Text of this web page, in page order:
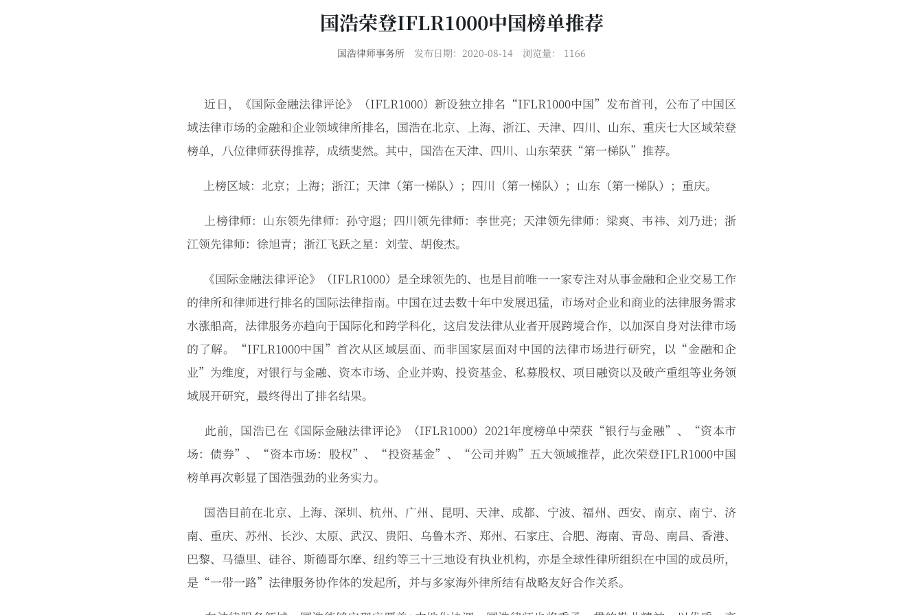
国浩荣登IFLR1000中国榜单推荐
国浩律师事务所 发布日期：2020-08-14 浏览量： 1166
近日，《国际金融法律评论》（IFLR1000）新设独立排名“IFLR1000中国”发布首刊，公布了中国区
域法律市场的金融和企业领域律所排名，国浩在北京、上海、浙江、天津、四川、山东、重庆七大区域荣登
榜单，八位律师获得推荐，成绩斐然。其中，国浩在天津、四川、山东荣获“第一梯队”推荐。
上榜区域：北京；上海；浙江；天津（第一梯队）；四川（第一梯队）；山东（第一梯队）；重庆。
上榜律师：山东领先律师：孙守遐；四川领先律师：李世亮；天津领先律师：梁爽、韦祎、刘乃进；浙
江领先律师：徐旭青；浙江飞跃之星：刘莹、胡俊杰。
《国际金融法律评论》（IFLR1000）是全球领先的、也是目前唯一一家专注对从事金融和企业交易工作
的律所和律师进行排名的国际法律指南。中国在过去数十年中发展迅猛，市场对企业和商业的法律服务需求
水涨船高，法律服务亦趋向于国际化和跨学科化，这启发法律从业者开展跨境合作，以加深自身对法律市场
的了解。“IFLR1000中国”首次从区域层面、而非国家层面对中国的法律市场进行研究，以“金融和企
业”为维度，对银行与金融、资本市场、企业并购、投资基金、私募股权、项目融资以及破产重组等业务领
域展开研究，最终得出了排名结果。
此前，国浩已在《国际金融法律评论》（IFLR1000）2021年度榜单中荣获“银行与金融”、“资本市
场：债券”、“资本市场：股权”、“投资基金”、“公司并购”五大领域推荐，此次荣登IFLR1000中国
榜单再次彰显了国浩强劲的业务实力。
国浩目前在北京、上海、深圳、杭州、广州、昆明、天津、成都、宁波、福州、西安、南京、南宁、济
南、重庆、苏州、长沙、太原、武汉、贵阳、乌鲁木齐、郑州、石家庄、合肥、海南、青岛、南昌、香港、
巴黎、马德里、硅谷、斯德哥尔摩、纽约等三十三地设有执业机构，亦是全球性律所组织在中国的成员所，
是“一带一路”法律服务协作体的发起所，并与多家海外律所结有战略友好合作关系。